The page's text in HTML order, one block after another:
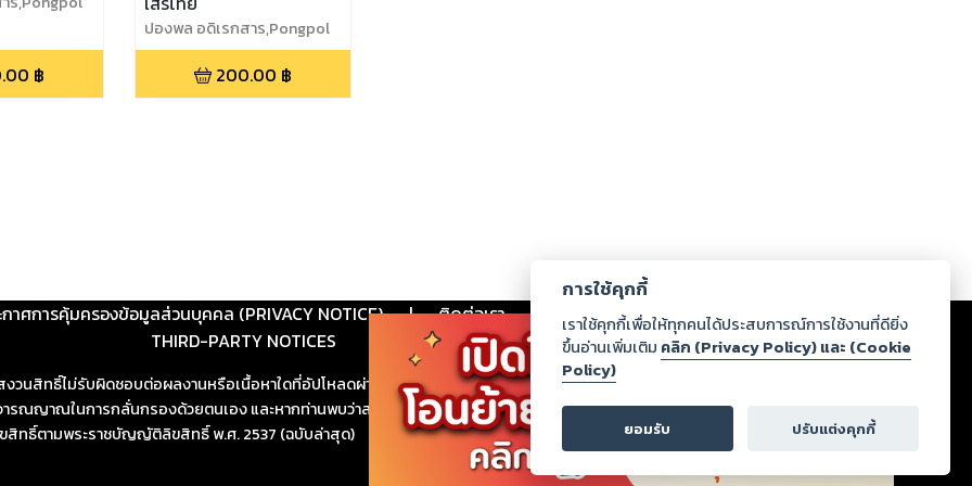
฿
ปองพล อดิเรกสาร,Pongpol
Adireksarn
200.00 ฿
กาศการคุ้มครองข้อมูลส่วนบุคคล (PRIVACY NOTICE) | ติดต่อเรา ร่วมงานกับเรา ดาวน์โหลด
THIRD-PARTY NOTICES
นสิทธิ์ไม่รับผิดชอบต่อผลงานหรือเนื้อหาใดที่อัปโหลดผ่านเว็บไซต์และปรากฏว่าละเมิดสิทธิในทรัพย์สินทางปัญญาของบุคคลอื่นหรือ
รณญาณในการกลั่นกรองด้วยตนเอง และหากท่านพบว่าส่วนหนึ่งส่วนใดขัดต่อกฎหมายและศีลธรรม กรุณาแจ้งมายังบริษัท เพื่อทีม
สิทธิ์ตามพระราชบัญญัติลิขสิทธิ์ พ.ศ. 2537 (ฉบับล่าสุด)
การใช้คุกกี้
เราใช้คุกกี้เพื่อให้ทุกคนได้ประสบการณ์การใช้งานที่ดียิ่ง
ขึ้นอ่านเพิ่มเติม คลิก (Privacy Policy) และ (Cookie
Policy)
ยอมรับ ปรับแต่งคุกกี้